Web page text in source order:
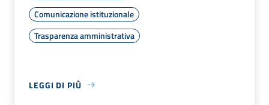
Comunicazione istituzionale
Trasparenza amministrativa
LEGGI DI PIÙ